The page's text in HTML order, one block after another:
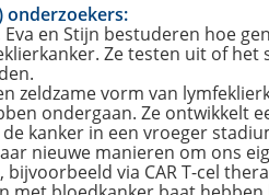
onderzoekers:
Eva en Stijn bestuderen hoe
Ze testen uit of
zeldzame vorm van
ondergaan. Ze ontwikkelt
kanker in een vroeger
nieuwe manieren om ons
via CAR T-cel